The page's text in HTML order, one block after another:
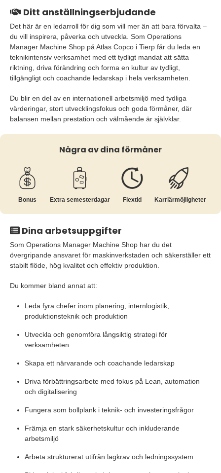
Ditt anställningserbjudande
Det här är en ledarroll för dig som vill mer än att bara förvalta –
du vill inspirera, påverka och utveckla. Som Operations
Manager Machine Shop på Atlas Copco i Tierp får du leda en
teknikintensiv verksamhet med ett tydligt mandat att sätta
riktning, driva förändring och forma en kultur av tydligt,
tillgängligt och coachande ledarskap i hela verksamheten.
Du blir en del av en internationell arbetsmiljö med tydliga
värderingar, stort utvecklingsfokus och goda förmåner, där
balansen mellan prestation och välmående är självklar.
Några av dina förmåner
Bonus Extra semesterdagar Flextid Karriär­möjligheter
Dina arbetsuppgifter
Som Operations Manager Machine Shop har du det
övergripande ansvaret för maskinverkstaden och säkerställer ett
stabilt flöde, hög kvalitet och effektiv produktion.
Du kommer bland annat att:
Leda fyra chefer inom planering, internlogistik,
produktionsteknik och produktion
Utveckla och genomföra långsiktig strategi för
verksamheten
Skapa ett närvarande och coachande ledarskap
Driva förbättringsarbete med fokus på Lean, automation
och digitalisering
Fungera som bollplank i teknik- och investeringsfrågor
Främja en stark säkerhetskultur och inkluderande
arbetsmiljö
Arbeta strukturerat utifrån lagkrav och ledningssystem